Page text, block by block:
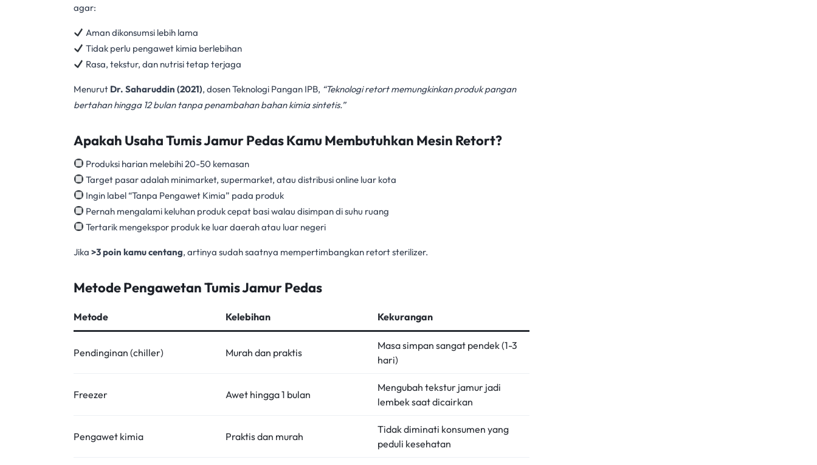
agar:
Aman dikonsumsi lebih lama
Tidak perlu pengawet kimia berlebihan
Rasa, tekstur, dan nutrisi tetap terjaga
Menurut Dr. Saharuddin (2021), dosen Teknologi Pangan IPB, “Teknologi retort memungkinkan produk pangan
bertahan hingga 12 bulan tanpa penambahan bahan kimia sintetis.”
Apakah Usaha Tumis Jamur Pedas Kamu Membutuhkan Mesin Retort?
Produksi harian melebihi 20-50 kemasan
Target pasar adalah minimarket, supermarket, atau distribusi online luar kota
Ingin label “Tanpa Pengawet Kimia” pada produk
Pernah mengalami keluhan produk cepat basi walau disimpan di suhu ruang
Tertarik mengekspor produk ke luar daerah atau luar negeri
Jika >3 poin kamu centang, artinya sudah saatnya mempertimbangkan retort sterilizer.
Metode Pengawetan Tumis Jamur Pedas
Metode Kelebihan Kekurangan
Pendinginan (chiller) Murah dan praktis
Masa simpan sangat pendek (1-3
hari)
Freezer Awet hingga 1 bulan
Mengubah tekstur jamur jadi
lembek saat dicairkan
Pengawet kimia Praktis dan murah
Tidak diminati konsumen yang
peduli kesehatan